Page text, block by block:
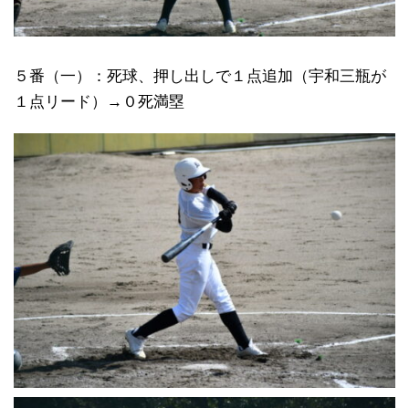
５番（一）：死球、押し出しで１点追加（宇和三瓶が
１点リード）→０死満塁